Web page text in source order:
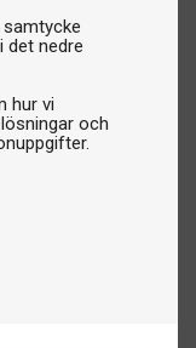
det nedre
hur vi
och